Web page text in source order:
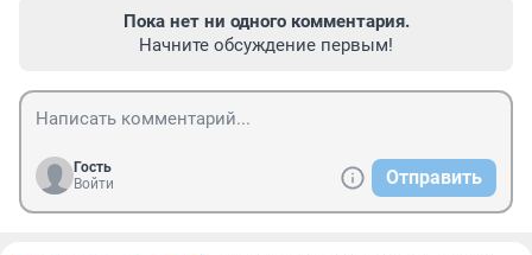
Пока нет ни одного комментария.
Начните обсуждение первым!
Гость
Войти
Отправить